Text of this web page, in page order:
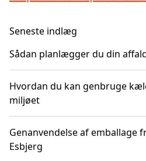
Seneste indlæg
Sådan planlægger du din
Hvordan du kan genbruge
miljøet
Genanvendelse af emballage
Esbjerg